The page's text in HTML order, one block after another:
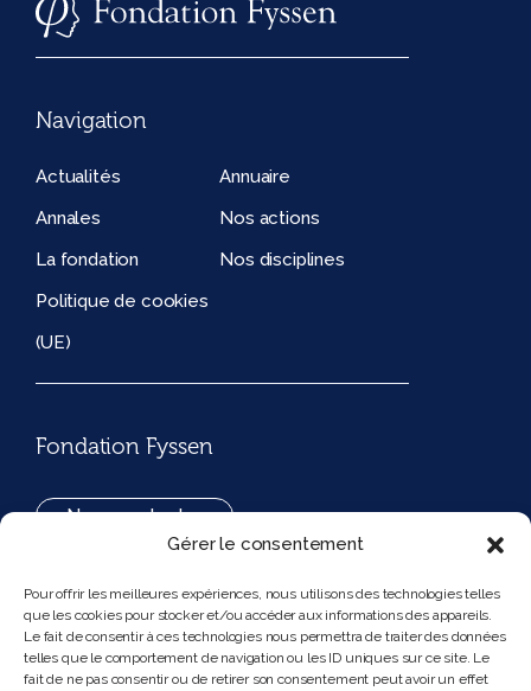
Gérer le consentement
Pour offrir les meilleures expériences, nous utilisons des technologies telles
que les cookies pour stocker et/ou accéder aux informations des appareils.
Le fait de consentir à ces technologies nous permettra de traiter des données
telles que le comportement de navigation ou les ID uniques sur ce site. Le
fait de ne pas consentir ou de retirer son consentement peut avoir un effet
Navigation
Actualités
Annuaire
Annales
Nos actions
La fondation
Nos disciplines
Politique de cookies
(UE)
Fondation Fyssen
Nous contacter
194, rue de Rivoli 75001 Paris France